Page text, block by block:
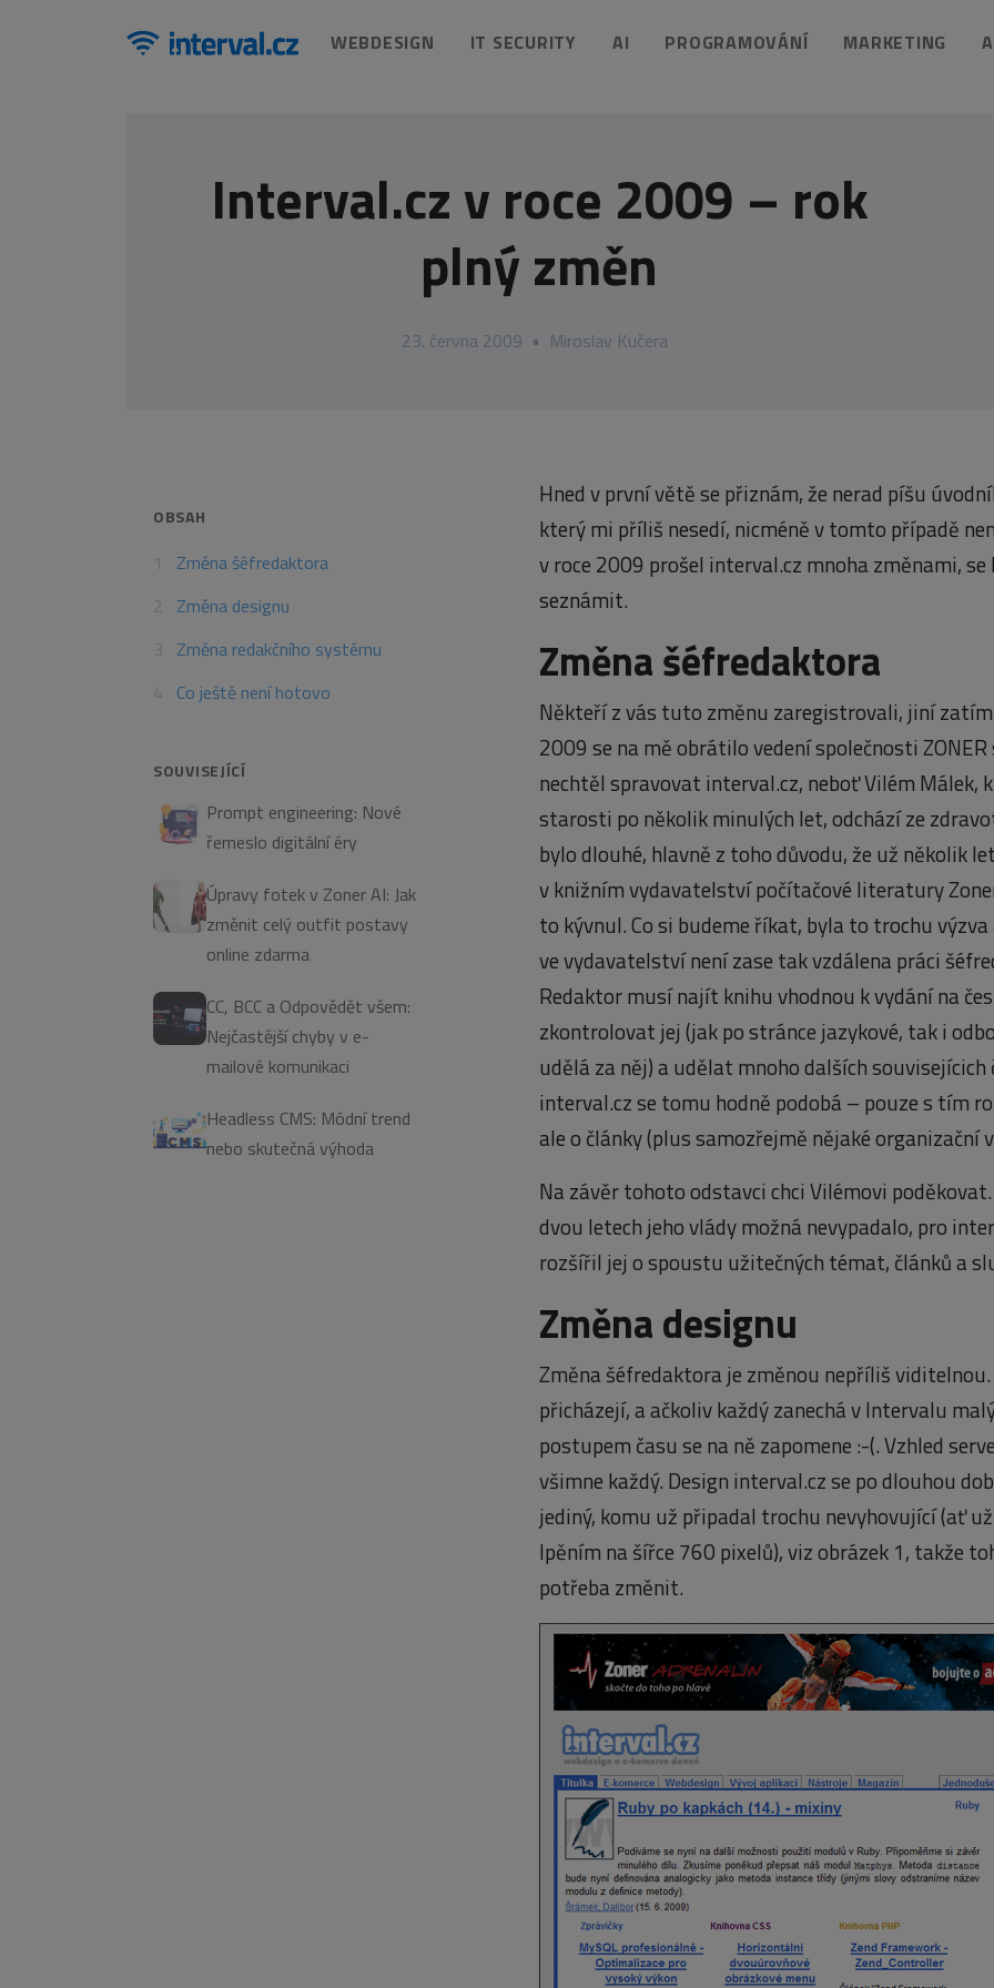
WEBDESIGN IT SECURITY AI PROGRAMOVÁNÍ MARKETING
Interval.cz v roce 2009 – rok
plný změn
23. června 2009 • Miroslav Kučera
OBSAH
Změna šéfredaktora
Změna designu
Změna redakčního systému
Co ještě není hotovo
SOUVISEJÍCÍ
Prompt engineering: Nové
řemeslo digitální éry
Úpravy fotek v Zoner AI: Jak
změnit celý outfit postavy
online zdarma
CC, BCC a Odpovědět všem:
Nejčastější chyby v e-
mailové komunikaci
Headless CMS: Módní trend
nebo skutečná výhoda
Hned v první větě se přiznám, že nerad píšu
který mi příliš nesedí, nicméně v tomto případě
v roce 2009 prošel interval.cz mnoha změnami,
seznámit.
Změna šéfredaktora
Někteří z vás tuto změnu zaregistrovali, jiní zatím
2009 se na mě obrátilo vedení společnosti
nechtěl spravovat interval.cz, neboť Vilém Málek,
starosti po několik minulých let, odchází ze
bylo dlouhé, hlavně z toho důvodu, že už několik
v knižním vydavatelství počítačové literatury
to kývnul. Co si budeme říkat, byla to trochu
ve vydavatelství není zase tak vzdálena práci
Redaktor musí najít knihu vhodnou k vydání na
zkontrolovat jej (jak po stránce jazykové, tak i
udělá za něj) a udělat mnoho dalších
interval.cz se tomu hodně podobá – pouze s tím
ale o články (plus samozřejmě nějaké organizační
Na závěr tohoto odstavci chci Vilémovi
dvou letech jeho vlády možná nevypadalo, pro
rozšířil jej o spoustu užitečných témat, článků a
Změna designu
Změna šéfredaktora je změnou nepříliš
přicházejí, a ačkoliv každý zanechá v Intervalu
postupem času se na ně zapomene :-(. Vzhled
všimne každý. Design interval.cz se po dlouhou
jediný, komu už připadal trochu nevyhovující (ať
lpěním na šířce 760 pixelů), viz obrázek 1, takže
potřeba změnit.